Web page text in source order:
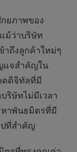
ยภาพของ
ม้ว่าบริษัท
าถึงลูกค้าใหม่ๆ
แจสำคัญใน
ดดิจิทัลที่มี
ริษัทไม่มีเวลา
หาพันธมิตรที่มี
ปที่สำคัญ